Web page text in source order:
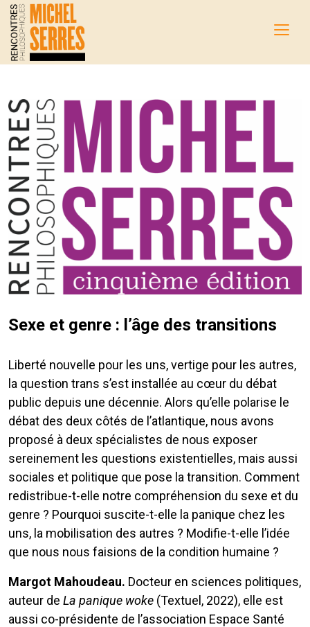
Sexe et genre : l’âge des transitions
Liberté nouvelle pour les uns, vertige pour les autres,
la question trans s’est installée au cœur du débat
public depuis une décennie. Alors qu’elle polarise le
débat des deux côtés de l’atlantique, nous avons
proposé à deux spécialistes de nous exposer
sereinement les questions existentielles, mais aussi
sociales et politique que pose la transition. Comment
redistribue-t-elle notre compréhension du sexe et du
genre ? Pourquoi suscite-t-elle la panique chez les
uns, la mobilisation des autres ? Modifie-t-elle l’idée
que nous nous faisions de la condition humaine ?
Margot Mahoudeau. Docteur en sciences politiques,
auteur de La panique woke (Textuel, 2022), elle est
aussi co-présidente de l’association Espace Santé